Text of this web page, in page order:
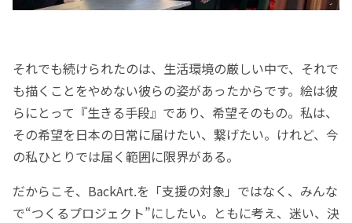
それでも続けられたのは、生活環境の厳しい中で、それで
も描くことをやめない彼らの姿があったからです。絵は彼
らにとって『生きる手段』であり、希望そのもの。私は、
その希望を日本の日常に届けたい、繋げたい。けれど、今
の私ひとりでは届く範囲に限界がある。
だからこそ、BackArt.を「支援の対象」ではなく、みんな
で“つくるプロジェクト”にしたい。ともに考え、迷い、決